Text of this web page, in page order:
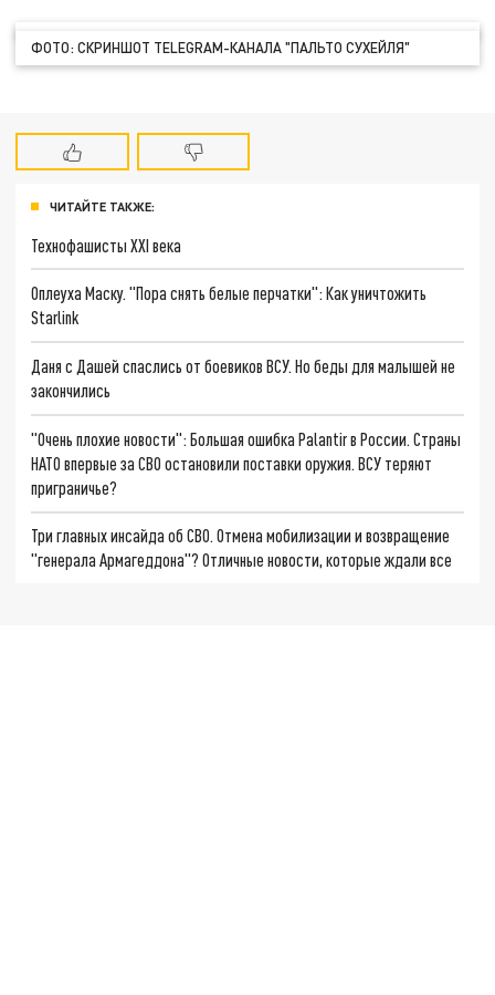
ФОТО: СКРИНШОТ TELEGRAM-КАНАЛА "ПАЛЬТО СУХЕЙЛЯ"
ЧИТАЙТЕ ТАКЖЕ:
Технофашисты XXI века
Оплеуха Маску. "Пора снять белые перчатки": Как уничтожить
Starlink
Даня с Дашей спаслись от боевиков ВСУ. Но беды для малышей не
закончились
"Очень плохие новости": Большая ошибка Palantir в России. Страны
НАТО впервые за СВО остановили поставки оружия. ВСУ теряют
приграничье?
Три главных инсайда об СВО. Отмена мобилизации и возвращение
"генерала Армагеддона"? Отличные новости, которые ждали все